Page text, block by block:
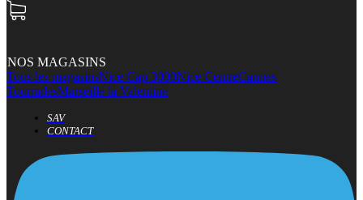
NOS MAGASINS
Tous les magasinsNice Cap 3000Nice CentreCannes
TourradesMarseille la Valentine
SAV
CONTACT